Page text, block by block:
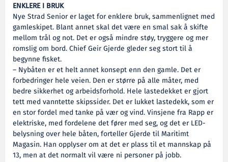
ENKLERE I BRUK
Nye Strad Senior er laget for enklere bruk, sammenlignet med
gamleskipet. Blant annet skal det være en smal sak å skifte
mellom trål og not. Det er også mindre støy, tryggere og mer
romslig om bord. Chief Geir Gjerde gleder seg stort til å
begynne fisket.
– Nybåten er et helt annet konsept enn den gamle. Det er
forbedringer hele veien. Den er større på alle måter, med
bedre sikkerhet og arbeidsforhold. Hele lastedekket er gjort
tett med vanntette skipssider. Det er lukket lastedekk, som er
en stor fordel med tanke på vær og vind. Vinsjene fra Rapp er
elektriske, med fordelene det fører med seg, og det er LED-
belysning over hele båten, forteller Gjerde til Maritimt
Magasin. Han opplyser om at det er plass til et mannskap på
13, men at det normalt vil være ni personer på jobb.